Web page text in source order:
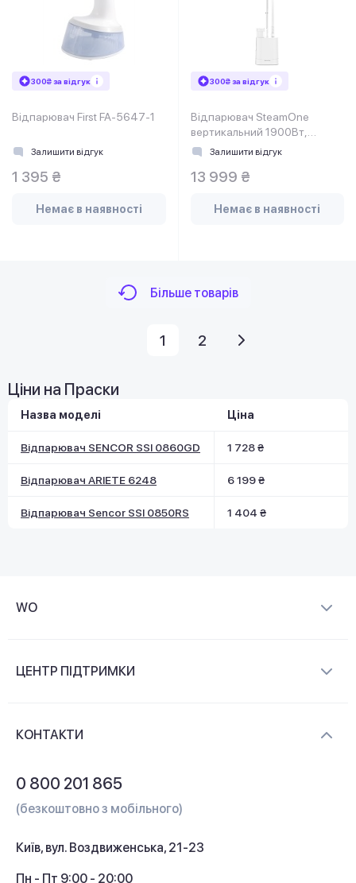
300₴ за відгук
Відпарювач First FA-5647-1
Залишити відгук
1 395 ₴
Немає в наявності
300₴ за відгук
Відпарювач SteamOne
вертикальний 1900Вт,
1200мл, паровий удар
Залишити відгук
13 999 ₴
Немає в наявності
Більше товарів
1 2
Ціни на Праски
Назва моделі Ціна
Відпарювач SENCOR SSI 0860GD 1 728 ₴
Відпарювач ARIETE 6248 6 199 ₴
Відпарювач Sencor SSI 0850RS 1 404 ₴
WO
Контакти
ЦЕНТР ПІДТРИМКИ
Кешбек
КОНТАКТИ
0 800 201 865
(безкоштовно з мобільного)
Київ, вул. Воздвиженська, 21-23
Пн - Пт 9:00 - 20:00